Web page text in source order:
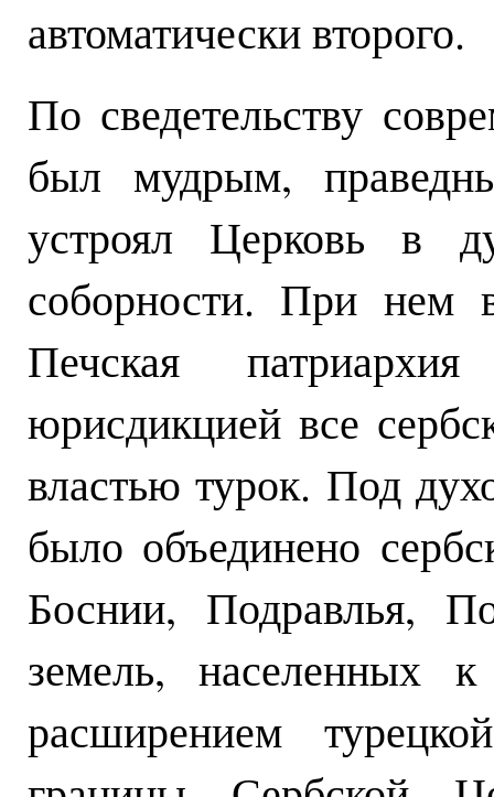
автоматически второго.
По сведетельству
был мудрым,
устроял Церковь в
соборности. При нем
Печская
юрисдикцией все
властью турок. Под
было объединено
Боснии, Подравлья,
земель, населенных
расширением